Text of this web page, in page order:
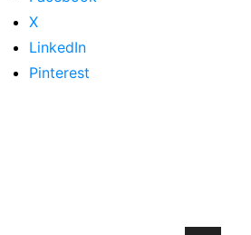
X
LinkedIn
Pinterest